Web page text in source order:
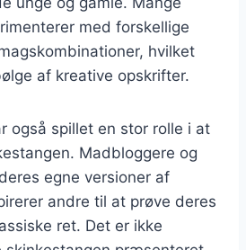
med forskellige
hvilket
af kreative opskrifter.
også spillet en stor rolle i at
Madbloggere og
egne versioner af
andre til at prøve deres
ret. Det er ikke